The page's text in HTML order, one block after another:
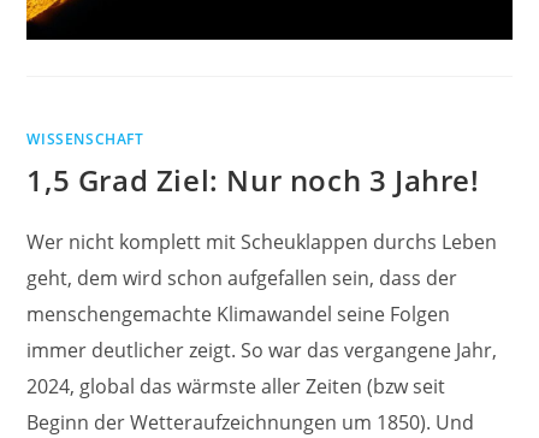
WISSENSCHAFT
1,5 Grad Ziel: Nur noch 3 Jahre!
Wer nicht komplett mit Scheuklappen durchs Leben
geht, dem wird schon aufgefallen sein, dass der
menschengemachte Klimawandel seine Folgen
immer deutlicher zeigt. So war das vergangene Jahr,
2024, global das wärmste aller Zeiten (bzw seit
Beginn der Wetteraufzeichnungen um 1850). Und